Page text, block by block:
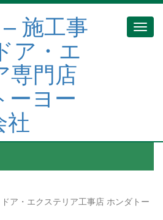
ア・エクステリア工事店 ホンダトー